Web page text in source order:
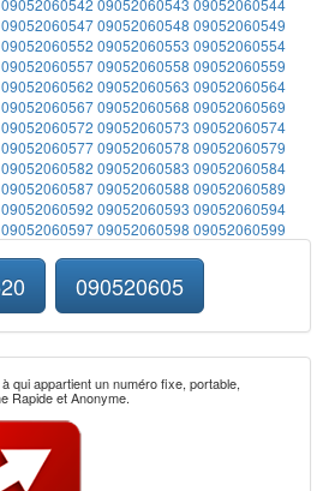
09052060542 09052060543 09052060544
0905206054709052060548 09052060549
09052060552 09052060553 09052060554
0905206055709052060558 09052060559
09052060562 09052060563 09052060564
0905206056709052060568 09052060569
09052060572 09052060573 09052060574
0905206057709052060578 09052060579
09052060582 09052060583 09052060584
0905206058709052060588 09052060589
09052060592 09052060593 09052060594
0905206059709052060598 09052060599
090520605
qui appartient un numéro fixe, portable,
Rapide et Anonyme.